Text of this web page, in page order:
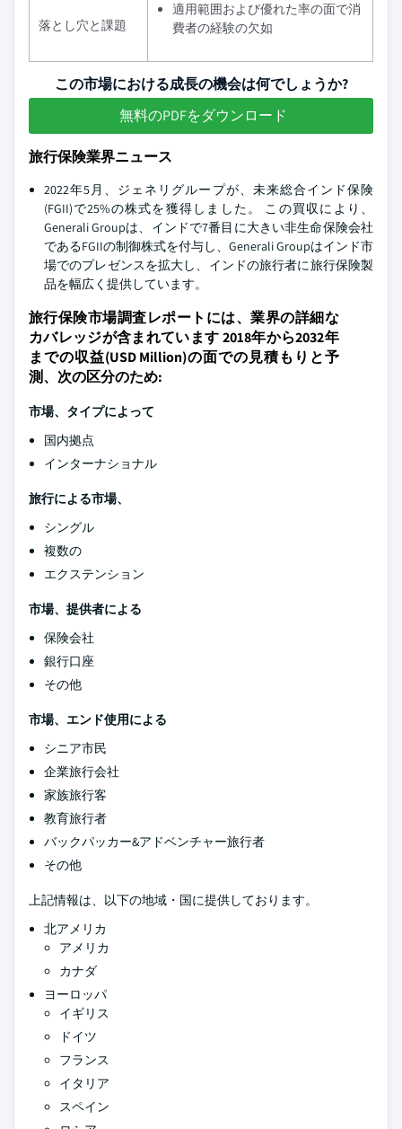
落とし穴と課題
適用範囲および優れた率の面で消
費者の経験の欠如
この市場における成長の機会は何でしょうか?
無料のPDFをダウンロード
旅行保険業界ニュース
2022年5月、ジェネリグループが、未来総合インド保険
(FGII)で25%の株式を獲得しました。 この買収により、
Generali Groupは、インドで7番目に大きい非生命保険会社
であるFGIIの制御株式を付与し、Generali Groupはインド市
場でのプレゼンスを拡大し、インドの旅行者に旅行保険製
品を幅広く提供しています。
旅行保険市場調査レポートには、業界の詳細な
カバレッジが含まれています 2018年から2032年
までの収益(USD Million)の面での見積もりと予
測、次の区分のため:
市場、タイプによって
国内拠点
インターナショナル
旅行による市場、
シングル
複数の
エクステンション
市場、提供者による
保険会社
銀行口座
その他
市場、エンド使用による
シニア市民
企業旅行会社
家族旅行客
教育旅行者
バックパッカー&アドベンチャー旅行者
その他
上記情報は、以下の地域・国に提供しております。
北アメリカ
アメリカ
カナダ
ヨーロッパ
イギリス
ドイツ
フランス
イタリア
スペイン